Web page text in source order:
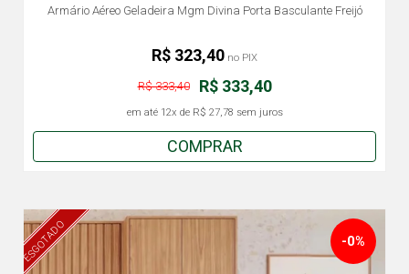
Armário Aéreo Geladeira Mgm Divina Porta Basculante Freijó
R$ 333,40
R$ 333,40
em até 12x de R$ 27,78 sem juros
R$ 323,40 no PIX
COMPRAR
ESGOTADO -0%